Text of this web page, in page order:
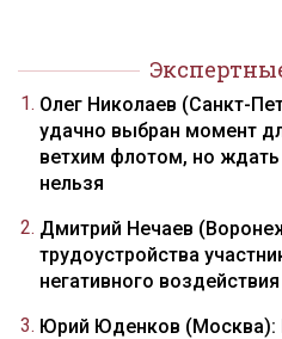
Олег Николаев (Санкт-
удачно выбран момент
ветхим флотом, но
нельзя
Дмитрий Нечаев
трудоустройства
негативного
Юрий Юденков (Москва):